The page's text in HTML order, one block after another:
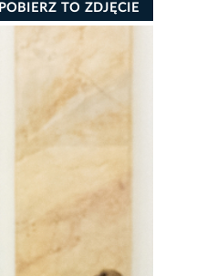
POBIERZ TO ZDJĘCIE